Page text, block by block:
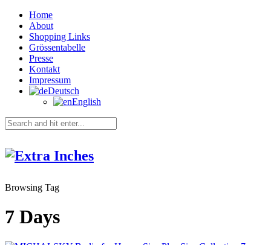
Home
About
Shopping Links
Grössentabelle
Presse
Kontakt
Impressum
Deutsch
English
Browsing Tag
7 Days